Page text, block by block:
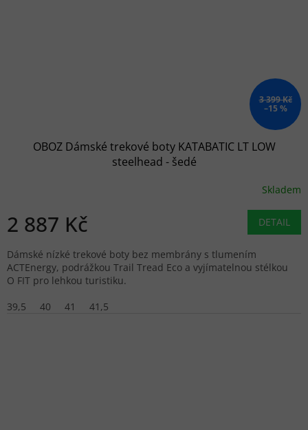
3 399 Kč
–15 %
OBOZ Dámské trekové boty KATABATIC LT LOW
steelhead - šedé
Skladem
2 887 Kč DETAIL
Dámské nízké trekové boty bez membrány s tlumením
ACTEnergy, podrážkou Trail Tread Eco a vyjímatelnou stélkou
O FIT pro lehkou turistiku.
39,5
40 41 41,5